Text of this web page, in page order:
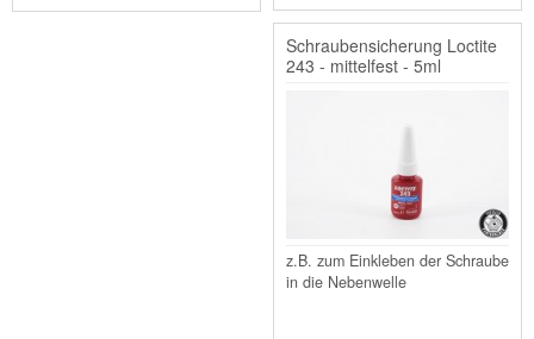
Schraubensicherung Loctite
243 - mittelfest - 5ml
z.B. zum Einkleben der Schraube
in die Nebenwelle